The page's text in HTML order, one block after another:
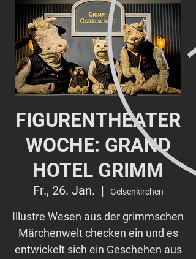
FIGURENTHEATER
WOCHE: GRAND
HOTEL GRIMM
Fr., 26. Jan.
  |
Gelsenkirchen
Illustre Wesen aus der grimmschen
Märchenwelt checken ein und es
entwickelt sich ein Geschehen aus